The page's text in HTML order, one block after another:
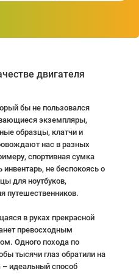
двигателя
бы не пользовался
экземпляры,
образцы, клатчи и
нас в разных
спортивная сумка
инвентарь, не беспокоясь о
для ноутбуков,
путешественников.
в руках прекрасной
превосходным
Одного похода по
тысячи глаз обратили на
идеальный способ